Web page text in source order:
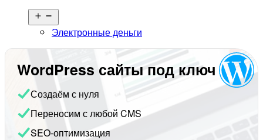
меню
Электронные деньги
WordPress сайты под ключ
Создаём с нуля
Переносим с любой CMS
SEO-оптимизация